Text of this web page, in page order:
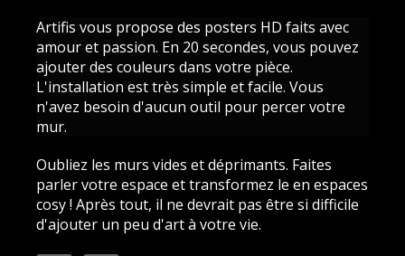
Artifis vous propose des posters HD faits avec
amour et passion. En 20 secondes, vous pouvez
ajouter des couleurs dans votre pièce.
L'installation est très simple et facile. Vous
n'avez besoin d'aucun outil pour percer votre
mur.
Oubliez les murs vides et déprimants. Faites
parler votre espace et transformez le en espaces
cosy ! Après tout, il ne devrait pas être si difficile
d'ajouter un peu d'art à votre vie.